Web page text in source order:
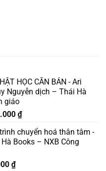
HỌC CĂN BẢN - Ari
Nguyễn dịch – Thái Hà
giáo
₫.
₫Giá
tại
là:
chuyển hoá thân tâm -
Books – NXB Công
₫Giá